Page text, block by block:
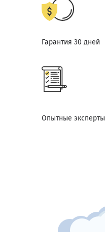
Гарантия 30 дней
Опытные эксперты